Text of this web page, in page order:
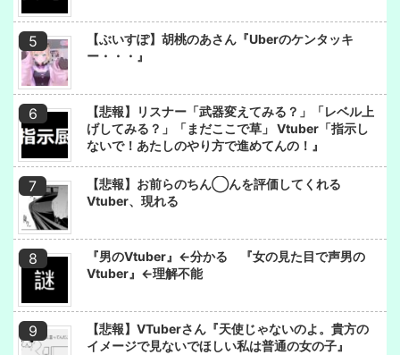
【ぶいすぽ】胡桃のあさん『Uberのケンタッキ
ー・・・』
【悲報】リスナー「武器変えてみる？」「レベル上
げしてみる？」「まだここで草」 Vtuber「指示し
ないで！あたしのやり方で進めてんの！』
【悲報】お前らのちん◯んを評価してくれる
Vtuber、現れる
『男のVtuber』←分かる 『女の見た目で声男の
Vtuber』←理解不能
【悲報】VTuberさん『天使じゃないのよ。貴方の
イメージで見ないでほしい私は普通の女の子』